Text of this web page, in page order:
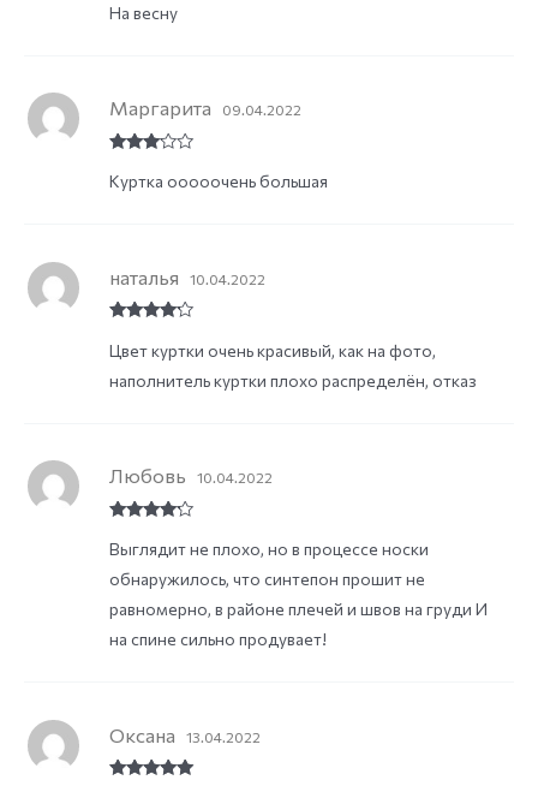
of 5
На весну
out of
Маргарита 09.04.2022
Куртка ооооочень большая
out of 5
наталья 10.04.2022
Цвет куртки очень красивый, как на фото,
наполнитель куртки плохо распределён, отказ
out of 5
Любовь 10.04.2022
Выглядит не плохо, но в процессе носки
обнаружилось, что синтепон прошит не
равномерно, в районе плечей и швов на груди И
на спине сильно продувает!
Оксана 13.04.2022